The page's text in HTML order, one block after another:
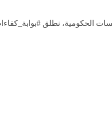
الحكومية، نطلق